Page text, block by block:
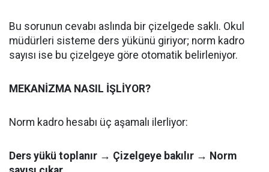
Bu sorunun cevabı aslında bir çizelgede saklı. Okul
müdürleri sisteme ders yükünü giriyor; norm kadro
sayısı ise bu çizelgeye göre otomatik belirleniyor.
MEKANİZMA NASIL İŞLİYOR?
Norm kadro hesabı üç aşamalı ilerliyor:
Ders yükü toplanır → Çizelgeye bakılır → Norm